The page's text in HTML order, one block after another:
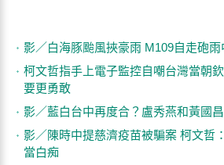
影／白海豚颱風挾豪雨 M109自走砲
柯文哲指手上電子監控自嘲台灣當朝
要更勇敢
影／藍白台中再度合？盧秀燕和黃國
影／陳時中提慈濟疫苗被騙案 柯文哲
當白痴